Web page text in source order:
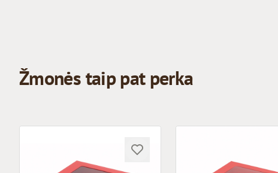
Žmonės taip pat perka